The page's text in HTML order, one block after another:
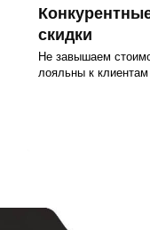
скидки
Не завышаем
лояльны к клиентам